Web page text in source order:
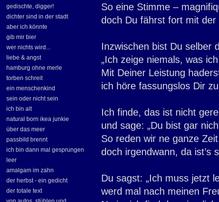
gedischte, digger!
dichter sind in der stadt
aber ich könnte
gib mir bier
wer nichts wird...
liebe & angst
hamburg ohne merle
torben schreit
ein menschenkind
sein oder nicht sein
ich bin alt
natural born ikea junkie
über das meer
passbild brennt
ich bin dann mal gesprungen
leer
amalgam im zahn
der herbst - ein gedicht
der totale text
So eine Stimme –
doch Du fährst fort mit der
Inzwischen bist Du selber
„Ich zeige niemals, was
Mit Deiner Leistung
ich höre fassungslos Dir
Ich finde, das ist nicht
und sage: „Du bist gar
So reden wir ne ganze
doch irgendwann, da ist’s
Du sagst: „Ich muss jetzt
werd mal nach meinen